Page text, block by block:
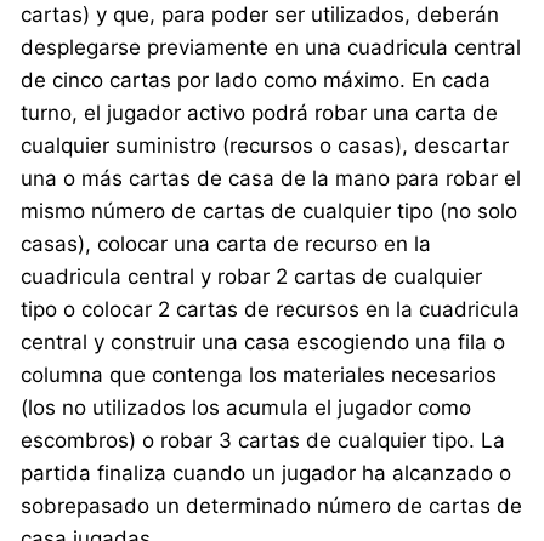
cartas) y que, para poder ser utilizados, deberán
desplegarse previamente en una cuadricula central
de cinco cartas por lado como máximo. En cada
turno, el jugador activo podrá robar una carta de
cualquier suministro (recursos o casas), descartar
una o más cartas de casa de la mano para robar el
mismo número de cartas de cualquier tipo (no solo
casas), colocar una carta de recurso en la
cuadricula central y robar 2 cartas de cualquier
tipo o colocar 2 cartas de recursos en la cuadricula
central y construir una casa escogiendo una fila o
columna que contenga los materiales necesarios
(los no utilizados los acumula el jugador como
escombros) o robar 3 cartas de cualquier tipo. La
partida finaliza cuando un jugador ha alcanzado o
sobrepasado un determinado número de cartas de